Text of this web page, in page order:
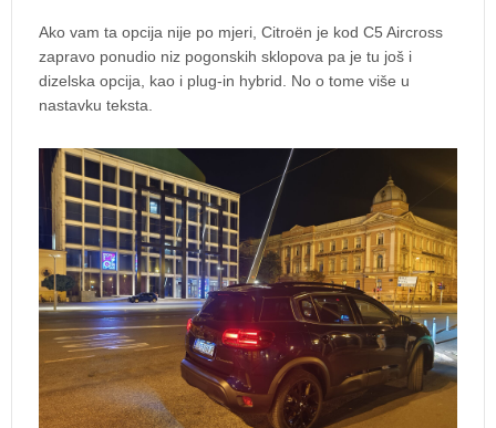
Ako vam ta opcija nije po mjeri, Citroën je kod C5 Aircross
zapravo ponudio niz pogonskih sklopova pa je tu još i
dizelska opcija, kao i plug-in hybrid. No o tome više u
nastavku teksta.